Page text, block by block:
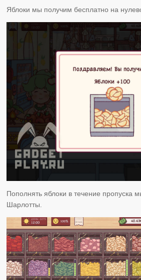
Яблоки мы получим бесплатно на
Пополнять яблоки в течение пропуска
Шарлотты.